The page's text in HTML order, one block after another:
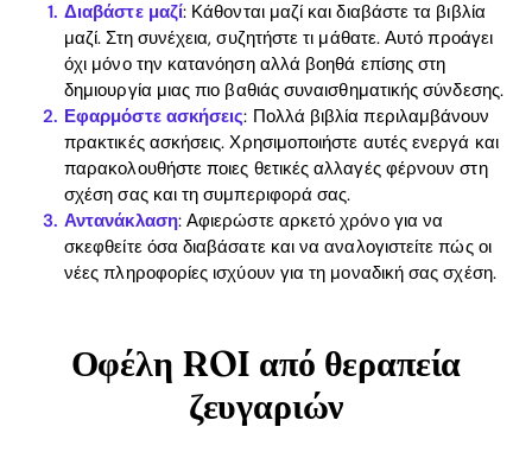
Home
Blog
Διαβάστε μαζί: Κάθονται μαζί και διαβάστε τα βιβλία
μαζί. Στη συνέχεια, συζητήστε τι μάθατε. Αυτό προάγει
όχι μόνο την κατανόηση αλλά βοηθά επίσης στη
δημιουργία μιας πιο βαθιάς συναισθηματικής σύνδεσης.
Εφαρμόστε ασκήσεις: Πολλά βιβλία περιλαμβάνουν
πρακτικές ασκήσεις. Χρησιμοποιήστε αυτές ενεργά και
παρακολουθήστε ποιες θετικές αλλαγές φέρνουν στη
σχέση σας και τη συμπεριφορά σας.
Αντανάκλαση: Αφιερώστε αρκετό χρόνο για να
σκεφθείτε όσα διαβάσατε και να αναλογιστείτε πώς οι
νέες πληροφορίες ισχύουν για τη μοναδική σας σχέση.
Οφέλη ROI από θεραπεία
ζευγαριών